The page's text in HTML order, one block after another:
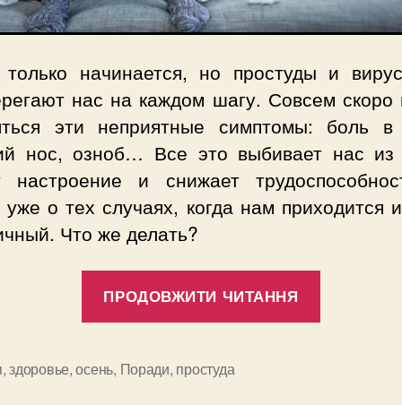
начинается, но простуды и
нас на каждом шагу. Совсем скоро
эти неприятные симптомы: боль в
нос, озноб… Все это выбивает нас из
настроение и снижает
уже о тех случаях, когда нам приходится
Что же делать?
ПРОДОВЖИТИ ЧИТАННЯ
,здоровье,осень, Поради, простуда